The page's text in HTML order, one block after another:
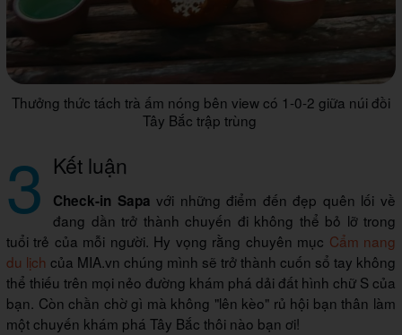
Thưởng thức tách trà ấm nóng bên view có 1-0-2 giữa núi đồi
Tây Bắc trập trùng
3 Kết luận
Check-in Sapa với những điểm đến đẹp quên lối về
đang dần trở thành chuyến đi không thể bỏ lỡ trong
tuổi trẻ của mỗi người. Hy vọng rằng chuyên mục Cẩm nang
du lịch của MIA.vn chúng mình sẽ trở thành cuốn sổ tay không
thể thiếu trên mọi nẻo đường khám phá dải đất hình chữ S của
bạn. Còn chần chờ gì mà không "lên kèo" rủ hội bạn thân làm
một chuyến khám phá Tây Bắc thôi nào bạn ơi!